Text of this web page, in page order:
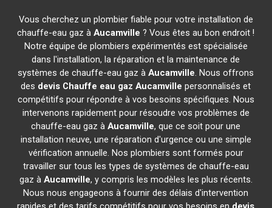
Vous cherchez un plombier fiable pour votre installation de
chauffe-eau gaz àAucamville ? Vous êtes au bon endroit !
Notre équipe de plombiers expérimentés est spécialisée
dans l'installation, la réparation et la maintenance de
systèmes de chauffe-eau gaz àAucamville. Nous offrons
des devis Chauffe eau gaz Aucamville personnalisés et
compétitifs pour répondre à vos besoins spécifiques. Nous
intervenons rapidement pour résoudre vos problèmes de
chauffe-eau gaz àAucamville, que ce soit pour une
installation neuve, une réparation d'urgence ou une simple
vérification annuelle. Nos plombiers sont formés pour
travailler sur tous les types de systèmes de chauffe-eau
gaz à Aucamville, y compris les modèles les plus récents.
Nous nous engageons à fournir des délais d'intervention